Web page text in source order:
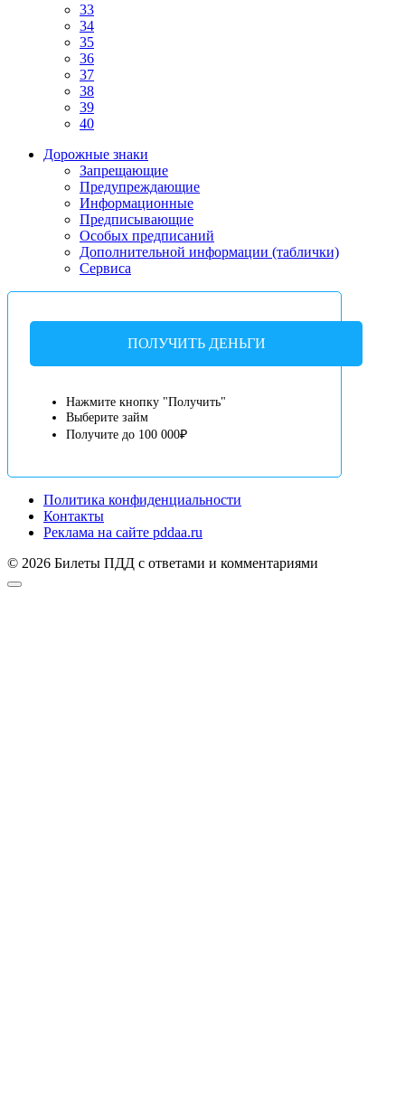
33
34
35
36
37
38
39
40
Дорожные знаки
Запрещающие
Предупреждающие
Информационные
Предписывающие
Особых предписаний
Дополнительной информации (таблички)
Сервиса
ПОЛУЧИТЬ ДЕНЬГИ
Нажмите кнопку "Получить"
Выберите займ
Получите до 100 000₽
Политика конфиденциальности
Контакты
Реклама на сайте pddaa.ru
© 2026 Билеты ПДД с ответами и комментариями